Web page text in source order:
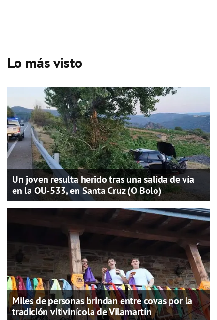
Lo más visto
Un joven resulta herido tras una salida de vía
en la OU-533, en Santa Cruz (O Bolo)
Miles de personas brindan entre covas por la
tradición vitivinícola de Vilamartín